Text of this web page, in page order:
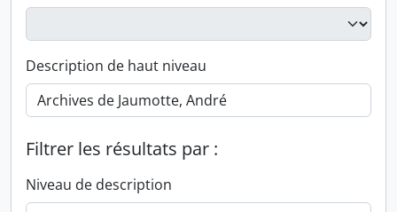
Description de haut niveau
Filtrer les résultats par :
Niveau de description